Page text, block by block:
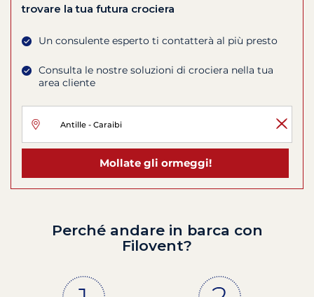
trovare la tua futura crociera
Un consulente esperto ti contatterà al più presto
Consulta le nostre soluzioni di crociera nella tua
area cliente
Mollate gli ormeggi!
Perché andare in barca con
Filovent?